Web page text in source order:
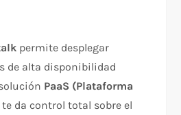
permite desplegar
de alta disponibilidad
PaaS (Plataforma
te da control total sobre el